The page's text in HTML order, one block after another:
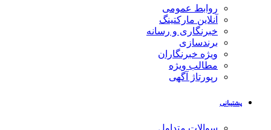
روابط عمومی
آنلاین مارکتینگ
خبرنگاری و رسانه
برندسازی
ویژه خبرنگاران
مطالب ویژه
رپورتاژ آگهی
پشتیبانی